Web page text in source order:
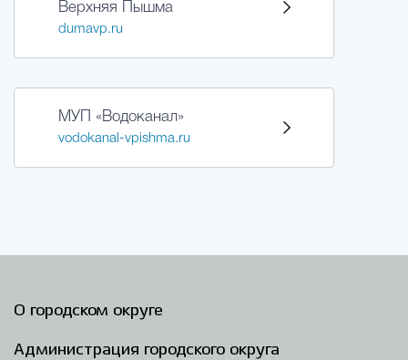
Верхняя Пышма
dumavp.ru
МУП «Водоканал»
vodokanal-vpishma.ru
О городском округе
Администрация городского округа